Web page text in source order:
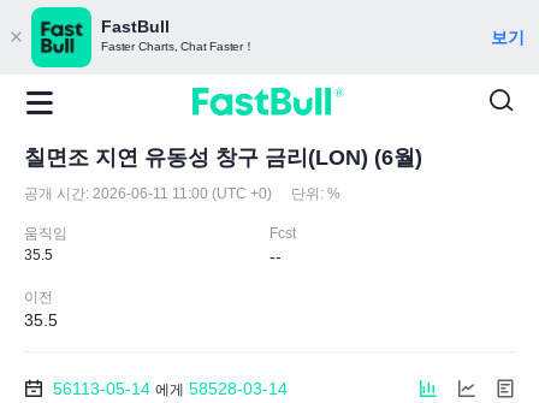
FastBull
Faster Charts, Chat Faster！ 보기
칠면조 지연 유동성 창구 금리(LON) (6월)
공개 시간: 2026-06-11 11:00 (UTC +0) 단위: %
움직임
35.5
Fcst
--
이전
35.5
56113-05-14 에게 58528-03-14